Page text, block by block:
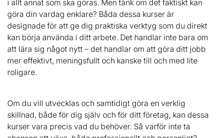
i allt annat som ska göras. Men tänk om det faktiskt kan
göra din vardag enklare? Båda dessa kurser är
designade för att ge dig praktiska verktyg som du direkt
kan börja använda i ditt arbete. Det handlar inte bara om
att lära sig något nytt – det handlar om att göra ditt jobb
mer effektivt, meningsfullt och kanske till och med lite
roligare.
Om du vill utvecklas och samtidigt göra en verklig
skillnad, både för dig själv och för ditt företag, kan dessa
kurser vara precis vad du behöver. Så varför inte ta